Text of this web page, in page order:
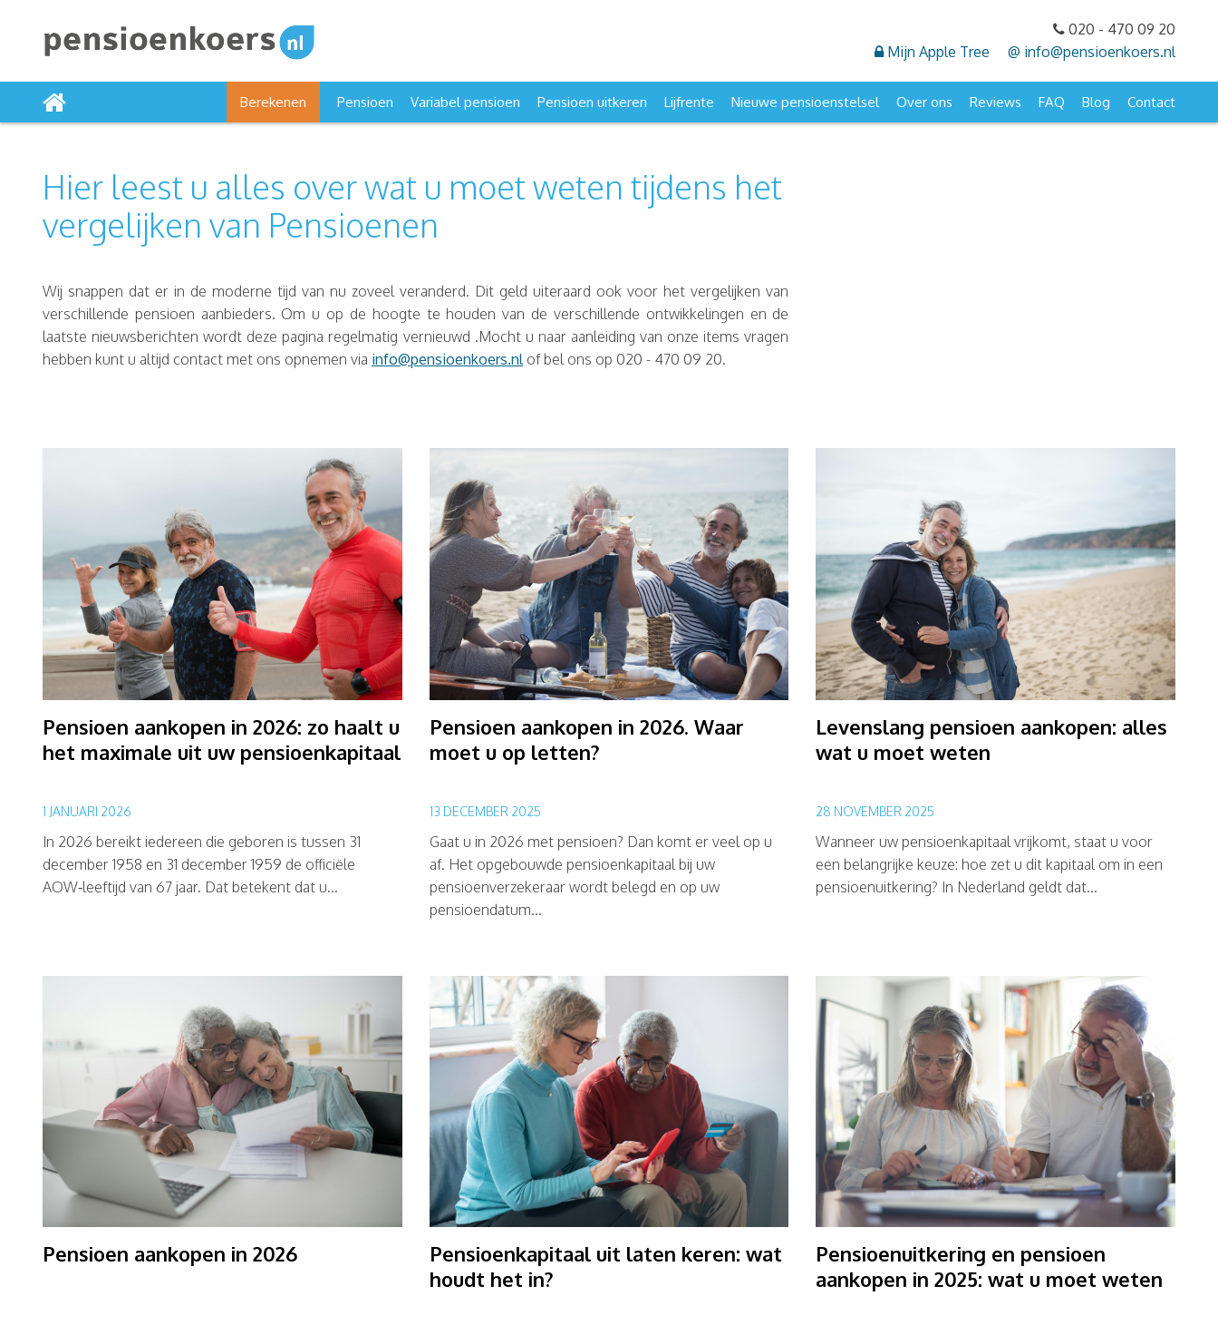
020 - 470 09 20
Mijn Apple Tree
@ info@pensioenkoers.nl
Berekenen Pensioen Variabel pensioen Pensioen uitkeren Lijfrente Nieuwe pensioenstelsel Over ons Reviews FAQ Blog Contact
Hier leest u alles over wat u moet weten tijdens het
vergelijken van Pensioenen
Wij snappen dat er in de moderne tijd van nu zoveel veranderd. Dit geld uiteraard ook voor het vergelijken van
verschillende pensioen aanbieders. Om u op de hoogte te houden van de verschillende ontwikkelingen en de
laatste nieuwsberichten wordt deze pagina regelmatig vernieuwd .Mocht u naar aanleiding van onze items vragen
hebben kunt u altijd contact met ons opnemen via info@pensioenkoers.nlof bel ons op 020 - 470 09 20.
Pensioen aankopen in 2026: zo haalt u
het maximale uit uw pensioenkapitaal
1 JANUARI 2026
In 2026 bereikt iedereen die geboren is tussen 31
december 1958 en 31 december 1959 de officiële
AOW‑leeftijd van 67 jaar. Dat betekent dat u...
Pensioen aankopen in 2026. Waar
moet u op letten?
13 DECEMBER 2025
Gaat u in 2026 met pensioen? Dan komt er veel op u
af. Het opgebouwde pensioenkapitaal bij uw
pensioenverzekeraar wordt belegd en op uw
pensioendatum...
Levenslang pensioen aankopen: alles
wat u moet weten
28 NOVEMBER 2025
Wanneer uw pensioenkapitaal vrijkomt, staat u voor
een belangrijke keuze: hoe zet u dit kapitaal om in een
pensioenuitkering? In Nederland geldt dat...
Pensioen aankopen in 2026
Pensioenkapitaal uit laten keren: wat
houdt het in?
Pensioenuitkering en pensioen
aankopen in 2025: wat u moet weten